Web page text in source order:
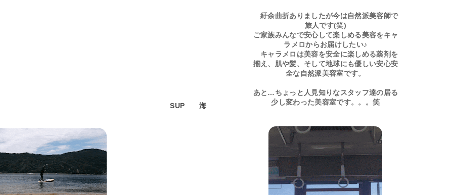
SUP 海
紆余曲折ありましたが今は自然派美容師で
旅人です(笑)
ご家族みんなで安心して楽しめる美容をキャ
ラメロからお届けしたい♪
キャラメロは美容を安全に楽しめる薬剤を
揃え、肌や髪、そして地球にも優しい安心安
全な自然派美容室です。
あと…ちょっと人見知りなスタッフ達の居る
少し変わった美容室です。。。笑